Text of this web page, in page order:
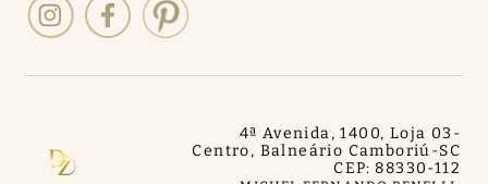
4ª Avenida, 1400, Loja 03 -
Centro, Balneário Camboriú-SC
CEP: 88330-112